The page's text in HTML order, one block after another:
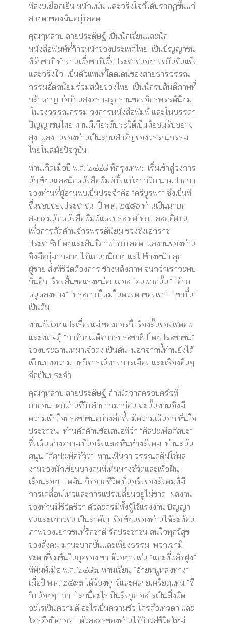
ที่สงบเยือกเย็น หนักแน่น และจริงใจก็ได้ปรากฏขึ้นแก่
สายตาของฉันอยู่ตลอด
คุณกุหลาบ สายประดิษฐ์ เป็นนักเขียนและนัก
หนังสือพิมพ์ที่ก้าวหน้าของประเทศไทย เป็นปัญญาชน
ที่รักชาติ ทำงานเพื่อชาติเพื่อประชาชนอย่างขยันขันแข็ง
และจริงใจ เป็นตัวแทนที่โดดเด่นของสายธารวรรณ
กรรมอัตถนิยมร่วมสมัยของไทย เป็นนักรบสันติภาพที่
กล้าหาญ ต่อต้านสงครามรุกรานของจักรพรรดินิยม
ในวงวรรณกรรม วงการหนังสือพิมพ์ และในบรรดา
ปัญญาชนไทย ท่านมีเกียรติประวัติเป็นที่ยอมรับอย่าง
สูง ผลงานของท่านเป็นส่วนสำคัญของวรรณกรรม
ไทยในสมัยปัจจุบัน
ท่านเกิดเมื่อปี พ.ศ. ๒๔๔๘ ที่กรุงเทพฯ เริ่มเข้าสู่วงการ
นักเขียนและนักหนังสือพิมพ์ตั้งแต่เยาว์วัย นามปากกา
ของท่านที่ผู้อ่านพบเป็นประจำคือ “ศรีบูรพา” ซึ่งเป็นที่
ชื่นชอบของประชาชน ปี พ.ศ. ๒๔๘๖ ท่านเป็นนายก
สมาคมนักหนังสือพิมพ์แห่งประเทศไทย และอุทิศตน
เพื่อการคัดค้านจักรพรรดินิยม ช่วงชิงเอกราช
ประชาธิปไตยและสันติภาพโดยตลอด ผลงานของท่าน
จึงมีอยู่มากมาย ได้แก่นวนิยาย แลไปข้างหน้า ลูก
ผู้ชาย สิ่งที่ชีวิตต้องการ ข้างหลังภาพ จนกว่าเราจะพบ
กันอีก เรื่องสั้นขอแรงหน่อยเถอะ “คนพวกนั้น” “อ้าย
หนูหลงทาง” “ประกายใหม่ในดวงตาของเขา” “เขาตื่น”
เป็นต้น
ท่านยังเคยแปลเรื่องแม่ ของกอร์กี้ เรื่องสั้นของเชคอฟ
และทฤษฎี “ว่าด้วยเผด็จการประชาธิปไตยประชาชน”
ของประธานเหมาเจ๋อตง เป็นต้น นอกจากนี้ท่านยังได้
เขียนบทความ บทวิจารณ์ทางการเมือง และเรื่องอื่นๆ
อีกเป็นประจำ
คุณกุหลาบ สายประดิษฐ์ กำเนิดจากครอบครัวที่
ยากจน เคยผ่านชีวิตลำบากมาก่อน ฉะนั้นท่านจึงมี
ความเข้าใจประชาชนอย่างลึกซึ้ง มีความเห็นอกเห็นใจ
ประชาชน ท่านคัดค้านข้อเสนอที่ว่า “ศิลปะเพื่อศิลปะ”
ซึ่งเหินห่างความเป็นจริงและเหินห่างสังคม ท่านสนัน
สนุน “ศิลปะเพื่อชีวิต” ท่านเห็นว่า วรรณคดีมิใช่ผล
งานของนักเขียนบางคนที่เหินห่างชีวิตและเพ้อฝัน
เลื่อนลอย แต่มันเกิดจากชีวิตเป็นจริงของสังคมที่มี
การเคลื่อนไหวและการแปรเปลี่ยนอยู่ไม่ขาด ผลงาน
ของท่านมีชีวิตชีวา ตัวละครมีทั้งผู้ใช้แรงงาน ปัญญา
ชนและเยาวชน เป็นสำคัญ ข้อเขียนของท่านได้สะท้อน
ภาพของเยาวชนที่รักชาติ รักประชาชน สนใจทุกข์สุข
ของสังคม มานะบากบั่นและเที่ยงธรรม พวกเขามี
ชะตาที่ขมขื่นในยุคของเขา ตัวอย่างเช่น “แกะที่พลัดฝูง”
ที่พิมพ์เมื่อ พ.ศ. ๒๔๘๗ ท่านเขียน “อ้ายหนูหลงทาง”
เมื่อปี พ.ศ. ๒๔๙๓ ได้ร้องทุกข์และคลายเครียดแทน “ชี
วิตน้อยๆ” ว่า “โลกนี้อะไรเป็นสิ่งถูก อะไรเป็นสิ่งผิด
อะไรเป็นความดี อะไรเป็นความชั่ว ใครคือเทวดา และ
ใครคือปิศาจ?” ตัวละครของท่านได้ก้าวสู่ชีวิตใหม่